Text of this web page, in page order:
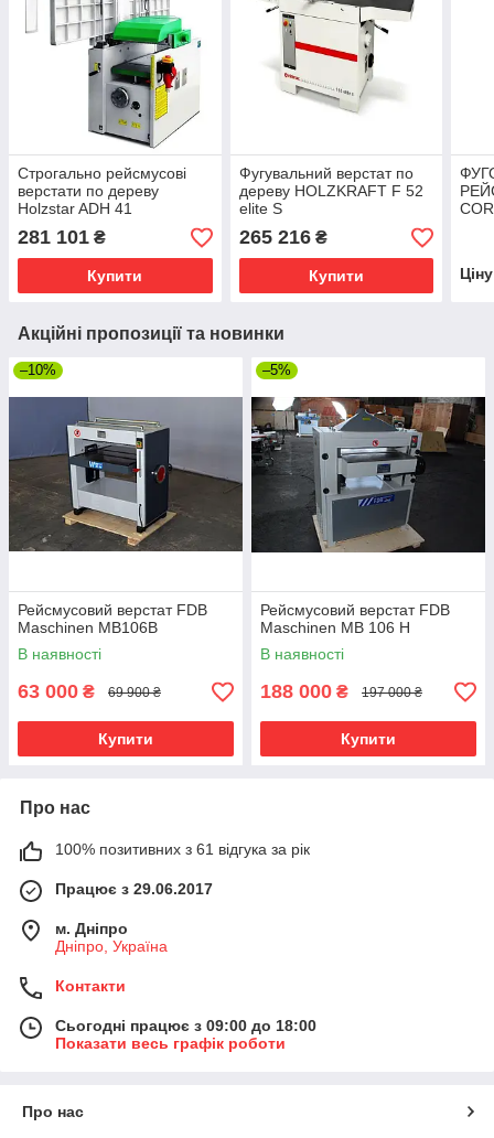
Строгально рейсмусові
верстати по дереву
Holzstar ADH 41
281 101 ₴
Купити
Фугувальний верстат по
дереву HOLZKRAFT F 52
elite S
265 216₴
Купити
Акційні пропозиції та новинки
–10%
Рейсмусовий верстат FDB
Maschinen MB106B
В наявності
63 000 ₴ 69 900 ₴
Купити
–5%
Рейсмусовий верстат FDB
Maschinen MB 106 H
В наявності
188 000 ₴ 197 000 ₴
Купити
Про нас
100% позитивних з 61 відгука за рік
Працює з 29.06.2017
м. Дніпро
Дніпро, Україна
Контакти
Сьогодні працює з 09:00 до 18:00
Показати весь графік роботи
Про нас